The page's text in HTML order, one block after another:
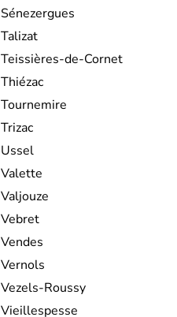
Sénezergues
Talizat
Teissières-de-Cornet
Thiézac
Tournemire
Trizac
Ussel
Valette
Valjouze
Vebret
Vendes
Vernols
Vezels-Roussy
Vieillespesse